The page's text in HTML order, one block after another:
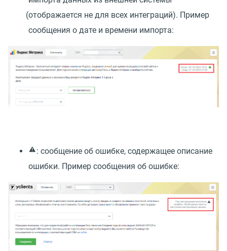
(отображается не для всех интеграций). Пример
сообщения о дате и времени импорта:
: сообщение об ошибке, содержащее описание
ошибки. Пример сообщения об ошибке: